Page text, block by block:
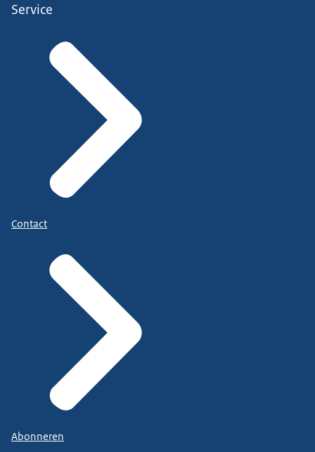
Service
Contact
Abonneren